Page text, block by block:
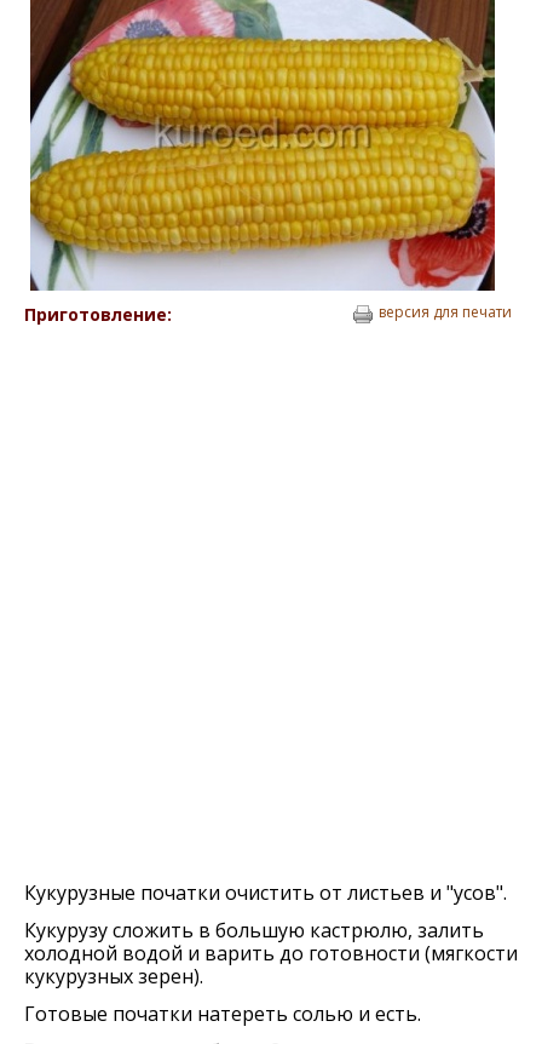
Приготовление: версия для печати
Кукурузные початки очистить от листьев и "усов".
Кукурузу сложить в большую кастрюлю, залить
холодной водой и варить до готовности (мягкости
кукурузных зерен).
Готовые початки натереть солью и есть.